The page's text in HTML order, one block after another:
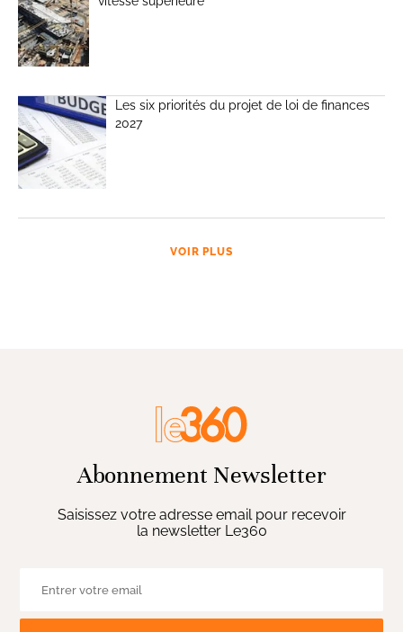
Les six priorités du projet de loi de finances
2027
VOIR PLUS
Abonnement Newsletter
Saisissez votre adresse email pour recevoir
la newsletter Le360